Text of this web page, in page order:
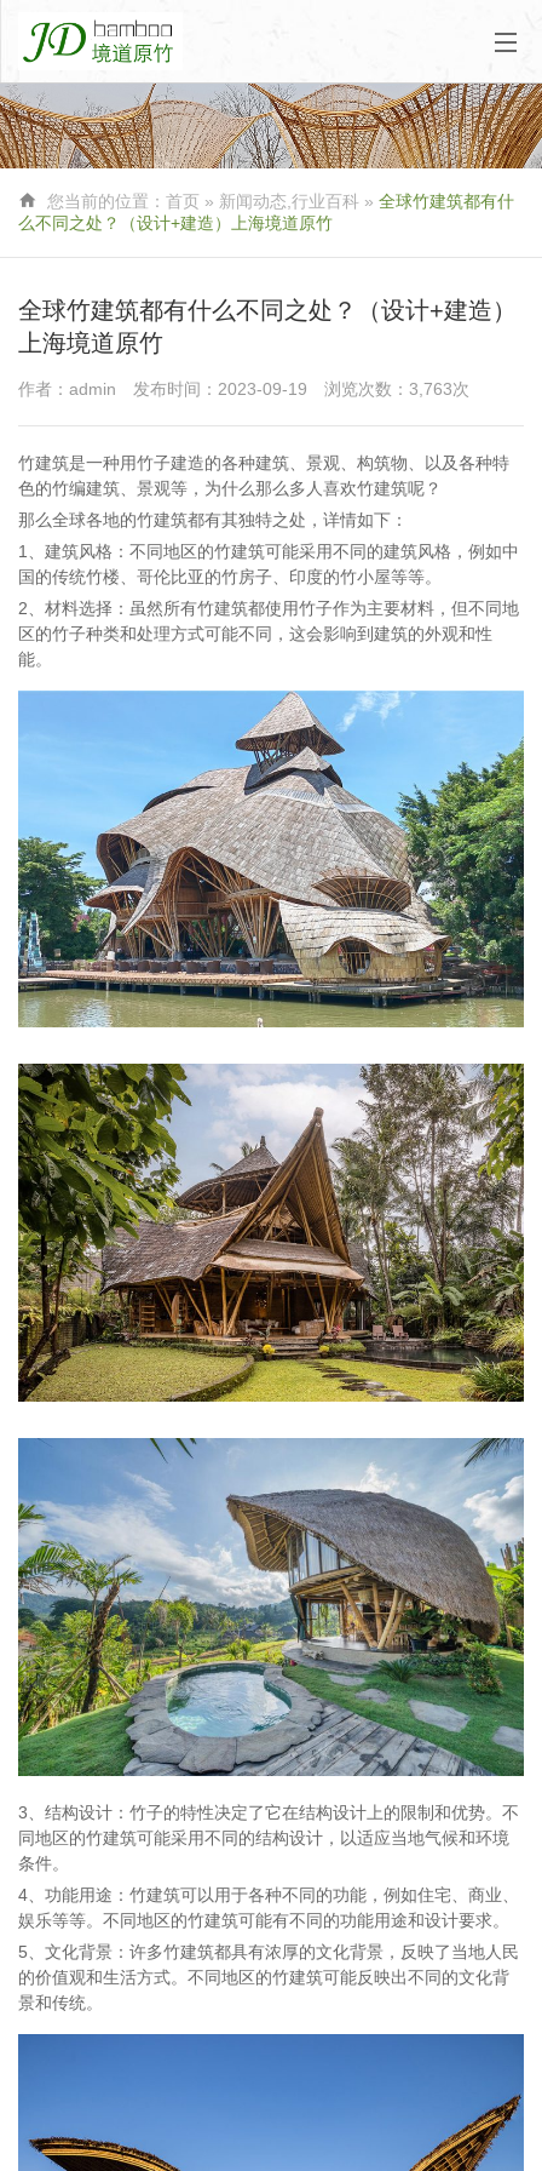
 您当前的位置： 首页 » 新闻动态 行业百科 » 全球竹建筑都有什
么不同之处？（设计+建造）上海境道原竹
全球竹建筑都有什么不同之处？（设计+建造）
上海境道原竹
作者：admin 发布时间：2023-09-19 浏览次数：3,763次
竹建筑是一种用竹子建造的各种建筑、景观、构筑物、以及各种特
色的竹编建筑、景观等，为什么那么多人喜欢竹建筑呢？
那么全球各地的竹建筑都有其独特之处，详情如下：
1、建筑风格：不同地区的竹建筑可能采用不同的建筑风格，例如中
国的传统竹楼、哥伦比亚的竹房子、印度的竹小屋等等。
2、材料选择：虽然所有竹建筑都使用竹子作为主要材料，但不同地
区的竹子种类和处理方式可能不同，这会影响到建筑的外观和性
能。
3、结构设计：竹子的特性决定了它在结构设计上的限制和优势。不
同地区的竹建筑可能采用不同的结构设计，以适应当地气候和环境
条件。
4、功能用途：竹建筑可以用于各种不同的功能，例如住宅、商业、
娱乐等等。不同地区的竹建筑可能有不同的功能用途和设计要求。
5、文化背景：许多竹建筑都具有浓厚的文化背景，反映了当地人民
的价值观和生活方式。不同地区的竹建筑可能反映出不同的文化背
景和传统。